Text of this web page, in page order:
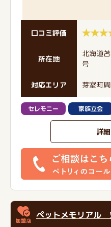
口コミ評価
所在地
北海道
号
対応エリア 芽室町
セレモニー 家族立会
詳
ペットメモリアル